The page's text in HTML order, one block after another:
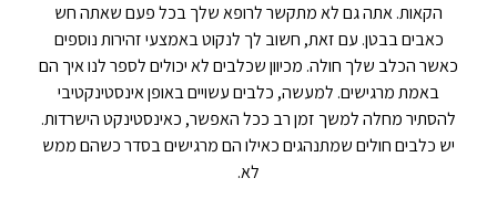
הקאות. אתה גם לא מתקשר לרופא שלך בכל פעם שאתה חש
כאבים בבטן. עם זאת, חשוב לך לנקוט באמצעי זהירות נוספים
כאשר הכלב שלך חולה. מכיוון שכלבים לא יכולים לספר לנו איך הם
באמת מרגישים. למעשה, כלבים עשויים באופן אינסטינקטיבי
להסתיר מחלה למשך זמן רב ככל האפשר, כאינסטינקט הישרדות.
יש כלבים חולים שמתנהגים כאילו הם מרגישים בסדר כשהם ממש
לא.